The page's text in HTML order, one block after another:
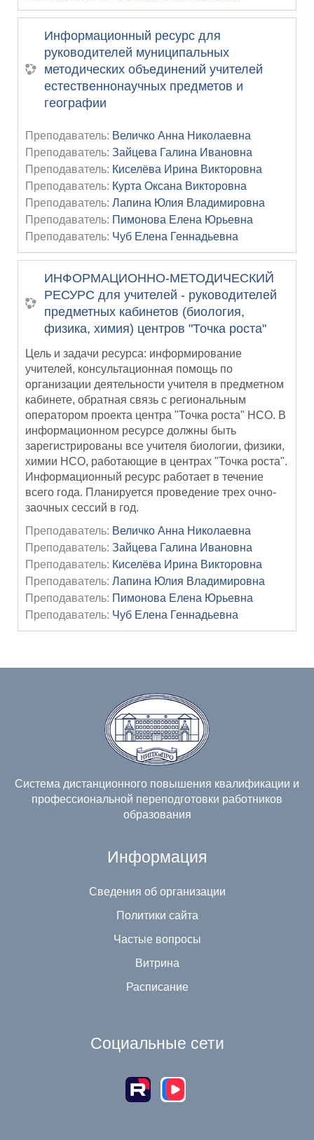
Информационный ресурс для
руководителей муниципальных
методических объединений учителей
естественнонаучных предметов и
географии
Преподаватель: Величко Анна Николаевна
Преподаватель: Зайцева Галина Ивановна
Преподаватель: Киселёва Ирина Викторовна
Преподаватель: Курта Оксана Викторовна
Преподаватель: Лапина Юлия Владимировна
Преподаватель: Пимонова Елена Юрьевна
Преподаватель: Чуб Елена Геннадьевна
ИНФОРМАЦИОННО-МЕТОДИЧЕСКИЙ
РЕСУРС для учителей - руководителей
предметных кабинетов (биология,
физика, химия) центров "Точка роста"
Цель и задачи ресурса: информирование
учителей, консультационная помощь по
организации деятельности учителя в предметном
кабинете, обратная связь с региональным
оператором проекта центра "Точка роста" НСО. В
информационном ресурсе должны быть
зарегистрированы все учителя биологии, физики,
химии НСО, работающие в центрах "Точка роста".
Информационный ресурс работает в течение
всего года. Планируется проведение трех очно-
заочных сессий в год.
Преподаватель: Величко Анна Николаевна
Преподаватель: Зайцева Галина Ивановна
Преподаватель: Киселёва Ирина Викторовна
Преподаватель: Лапина Юлия Владимировна
Преподаватель: Пимонова Елена Юрьевна
Преподаватель: Чуб Елена Геннадьевна
Система дистанционного повышения квалификации и
профессиональной переподготовки работников
образования
Информация
Сведения об организации
Политики сайта
Частые вопросы
Витрина
Расписание
Социальные сети